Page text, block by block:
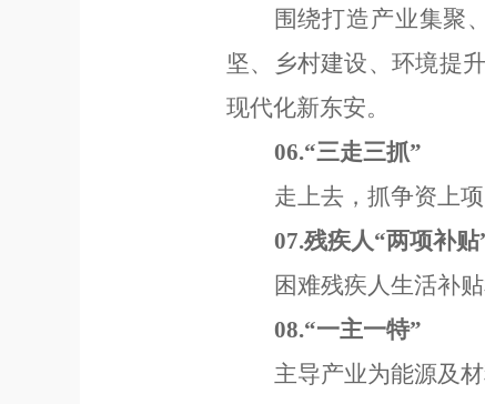
围绕打造产业集聚
坚、乡村建设、环境提
现代化新东安。
06.“三走三抓”
走上去，抓争资上项
07.残疾人“两项补贴
困难残疾人生活补
08.“一主一特”
主导产业为能源及